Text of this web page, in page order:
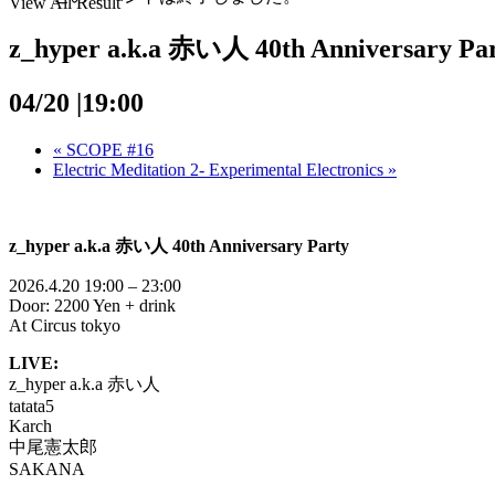
z_hyper a.k.a 赤い人 40th Anniversary
04/20 |19:00
« SCOPE #16
Electric Meditation 2- Experimental Electronics »
z_hyper a.k.a 赤い人 40th Anniversary Party
2026.4.20 19:00 – 23:00
Door: 2200 Yen + drink
At Circus tokyo
LIVE:
z_hyper a.k.a 赤い人
tatata5
Karch
中尾憲太郎
SAKANA